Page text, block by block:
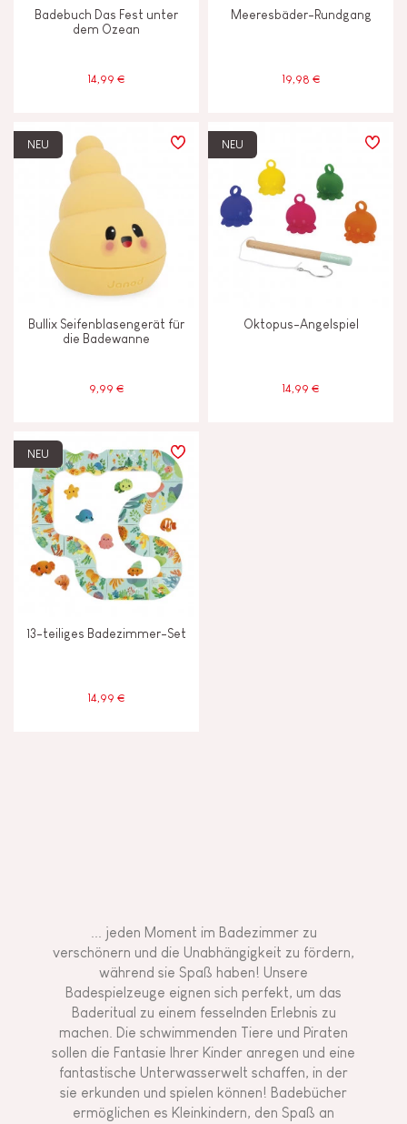
Badebuch Das Fest unter
dem Ozean
14,99 €
Meeresbäder-Rundgang
19,98 €
NEU
Bullix Seifenblasengerät für
die Badewanne
9,99 €
NEU
Oktopus-Angelspiel
14,99 €
NEU
13-teiliges Badezimmer-Set
14,99 €
... jeden Moment im Badezimmer zu
verschönern und die Unabhängigkeit zu fördern,
während sie Spaß haben! Unsere
Badespielzeuge eignen sich perfekt, um das
Baderitual zu einem fesselnden Erlebnis zu
machen. Die schwimmenden Tiere und Piraten
sollen die Fantasie Ihrer Kinder anregen und eine
fantastische Unterwasserwelt schaffen, in der
sie erkunden und spielen können! Badebücher
ermöglichen es Kleinkindern, den Spaß an